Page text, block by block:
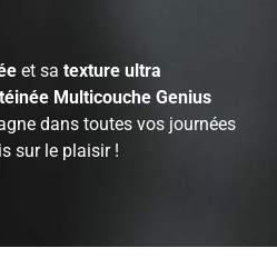
et satexture ultra
Multicouche Genius
dans toutes vos journées
sur le plaisir !